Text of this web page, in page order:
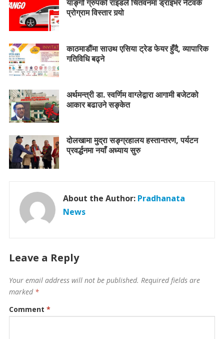
याङ्गो ग्रुपको राइडले चितवनमा ड्राइभर नेटवर्क
प्रोग्राम विस्तार गर्‍यो
काठमाडौंमा साउथ एसिया ट्रेड फेयर हुँदै, व्यापारिक
गतिविधि बढ्ने
अर्थमन्त्री डा. स्वर्णिम वाग्लेद्वारा आगामी बजेटको
आकार बढाउने सङ्केत
दोलखामा मुद्रा सङ्ग्रहालय हस्तान्तरण, पर्यटन
प्रवर्द्धनमा नयाँ अध्याय सुरु
About the Author: Pradhanata
News
Leave a Reply
Your email address will not be published. Required fields are
marked *
Comment *